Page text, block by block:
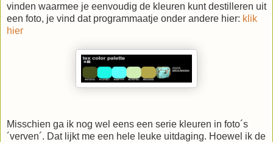
vinden waarmee je eenvoudig de kleuren kunt destilleren uit
een foto, je vind dat programmaatje onder andere hier: klik
hier
Misschien ga ik nog wel eens een serie kleuren in foto´s
´verven´. Dat lijkt me een hele leuke uitdaging. Hoewel ik de